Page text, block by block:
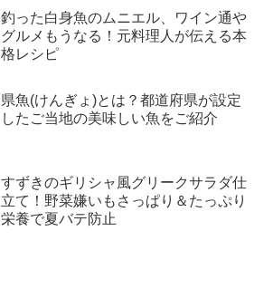
釣った白身魚のムニエル、ワイン通や
グルメもうなる！元料理人が伝える本
格レシピ
県魚(けんぎょ)とは？都道府県が設定
したご当地の美味しい魚をご紹介
すずきのギリシャ風グリークサラダ仕
立て！野菜嫌いもさっぱり＆たっぷり
栄養で夏バテ防止